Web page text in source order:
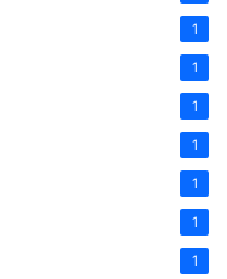
1
1
1
1
1
1
1